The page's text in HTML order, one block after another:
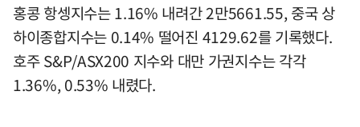
홍콩 항셍지수는 1.16% 내려간 2만5661.55, 중국 상
하이종합지수는 0.14% 떨어진 4129.62를 기록했다.
호주 S&P/ASX200 지수와 대만 가권지수는 각각
1.36%, 0.53% 내렸다.